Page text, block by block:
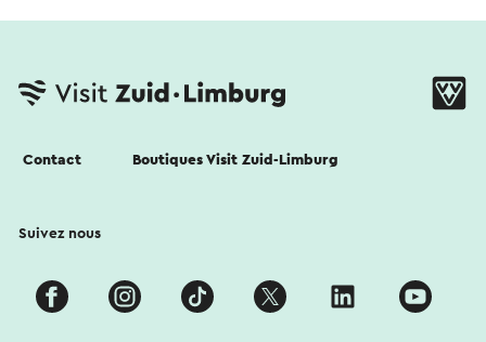
Contact Boutiques Visit Zuid-Limburg
Suivez nous